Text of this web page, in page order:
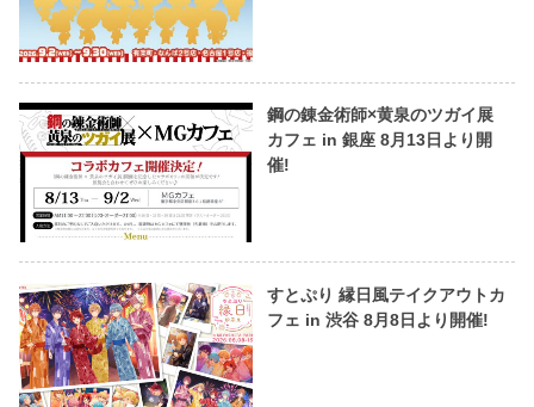
鋼の錬金術師×黄泉のツガイ展
カフェ in 銀座 8月13日より開
催!
すとぷり 縁日風テイクアウトカ
フェ in 渋谷 8月8日より開催!